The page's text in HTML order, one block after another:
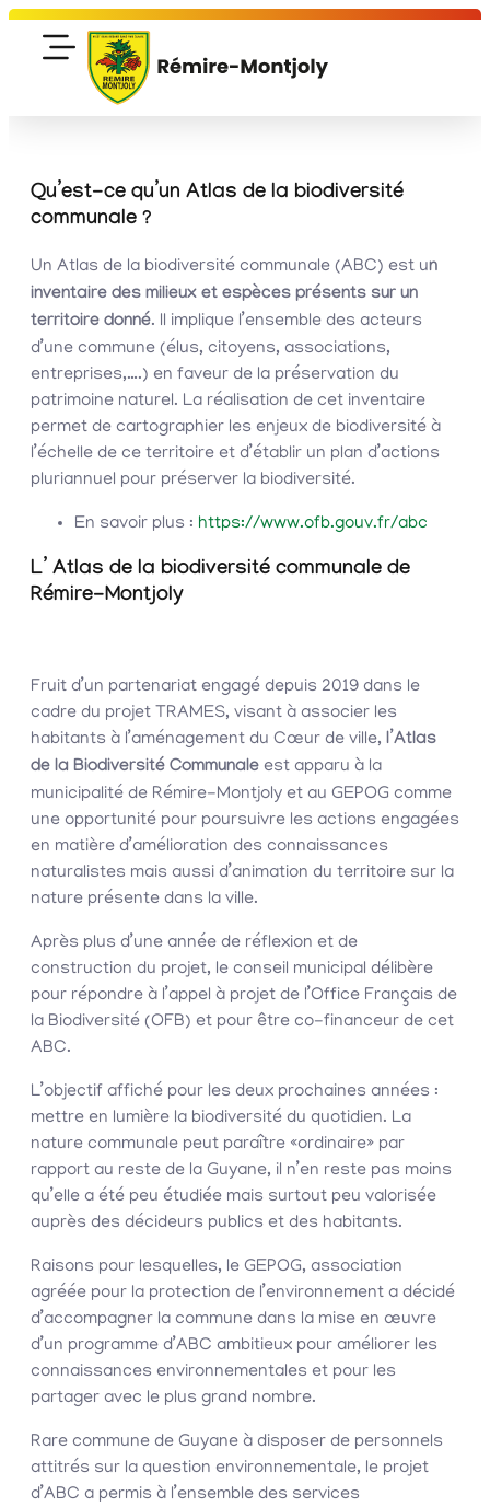
Qu’est-ce qu’un Atlas de la biodiversité
communale ?
Un Atlas de la biodiversité communale (ABC) est un
inventaire des milieux et espèces présents sur un
territoire donné. Il implique l’ensemble des acteurs
d’une commune (élus, citoyens, associations,
entreprises,….) en faveur de la préservation du
patrimoine naturel. La réalisation de cet inventaire
permet de cartographier les enjeux de biodiversité à
l’échelle de ce territoire et d’établir un plan d’actions
pluriannuel pour préserver la biodiversité.
En savoir plus : https://www.ofb.gouv.fr/abc
L’ Atlas de la biodiversité communale de
Rémire-Montjoly
Fruit d’un partenariat engagé depuis 2019 dans le
cadre du projet TRAMES, visant à associer les
habitants à l’aménagement du Cœur de ville, l’Atlas
de la Biodiversité Communale est apparu à la
municipalité de Rémire-Montjoly et au GEPOG comme
une opportunité pour poursuivre les actions engagées
en matière d’amélioration des connaissances
naturalistes mais aussi d’animation du territoire sur la
nature présente dans la ville.
Après plus d’une année de réflexion et de
construction du projet, le conseil municipal délibère
pour répondre à l’appel à projet de l’Office Français de
la Biodiversité (OFB) et pour être co-financeur de cet
ABC.
L’objectif affiché pour les deux prochaines années :
mettre en lumière la biodiversité du quotidien. La
nature communale peut paraître «ordinaire» par
rapport au reste de la Guyane, il n’en reste pas moins
qu’elle a été peu étudiée mais surtout peu valorisée
auprès des décideurs publics et des habitants.
Raisons pour lesquelles, le GEPOG, association
agréée pour la protection de l’environnement a décidé
d’accompagner la commune dans la mise en œuvre
d’un programme d’ABC ambitieux pour améliorer les
connaissances environnementales et pour les
partager avec le plus grand nombre.
Rare commune de Guyane à disposer de personnels
attitrés sur la question environnementale, le projet
d’ABC a permis à l’ensemble des services